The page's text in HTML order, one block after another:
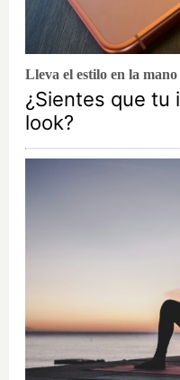
Lleva el estilo en la mano
¿Sientes que tu
look?